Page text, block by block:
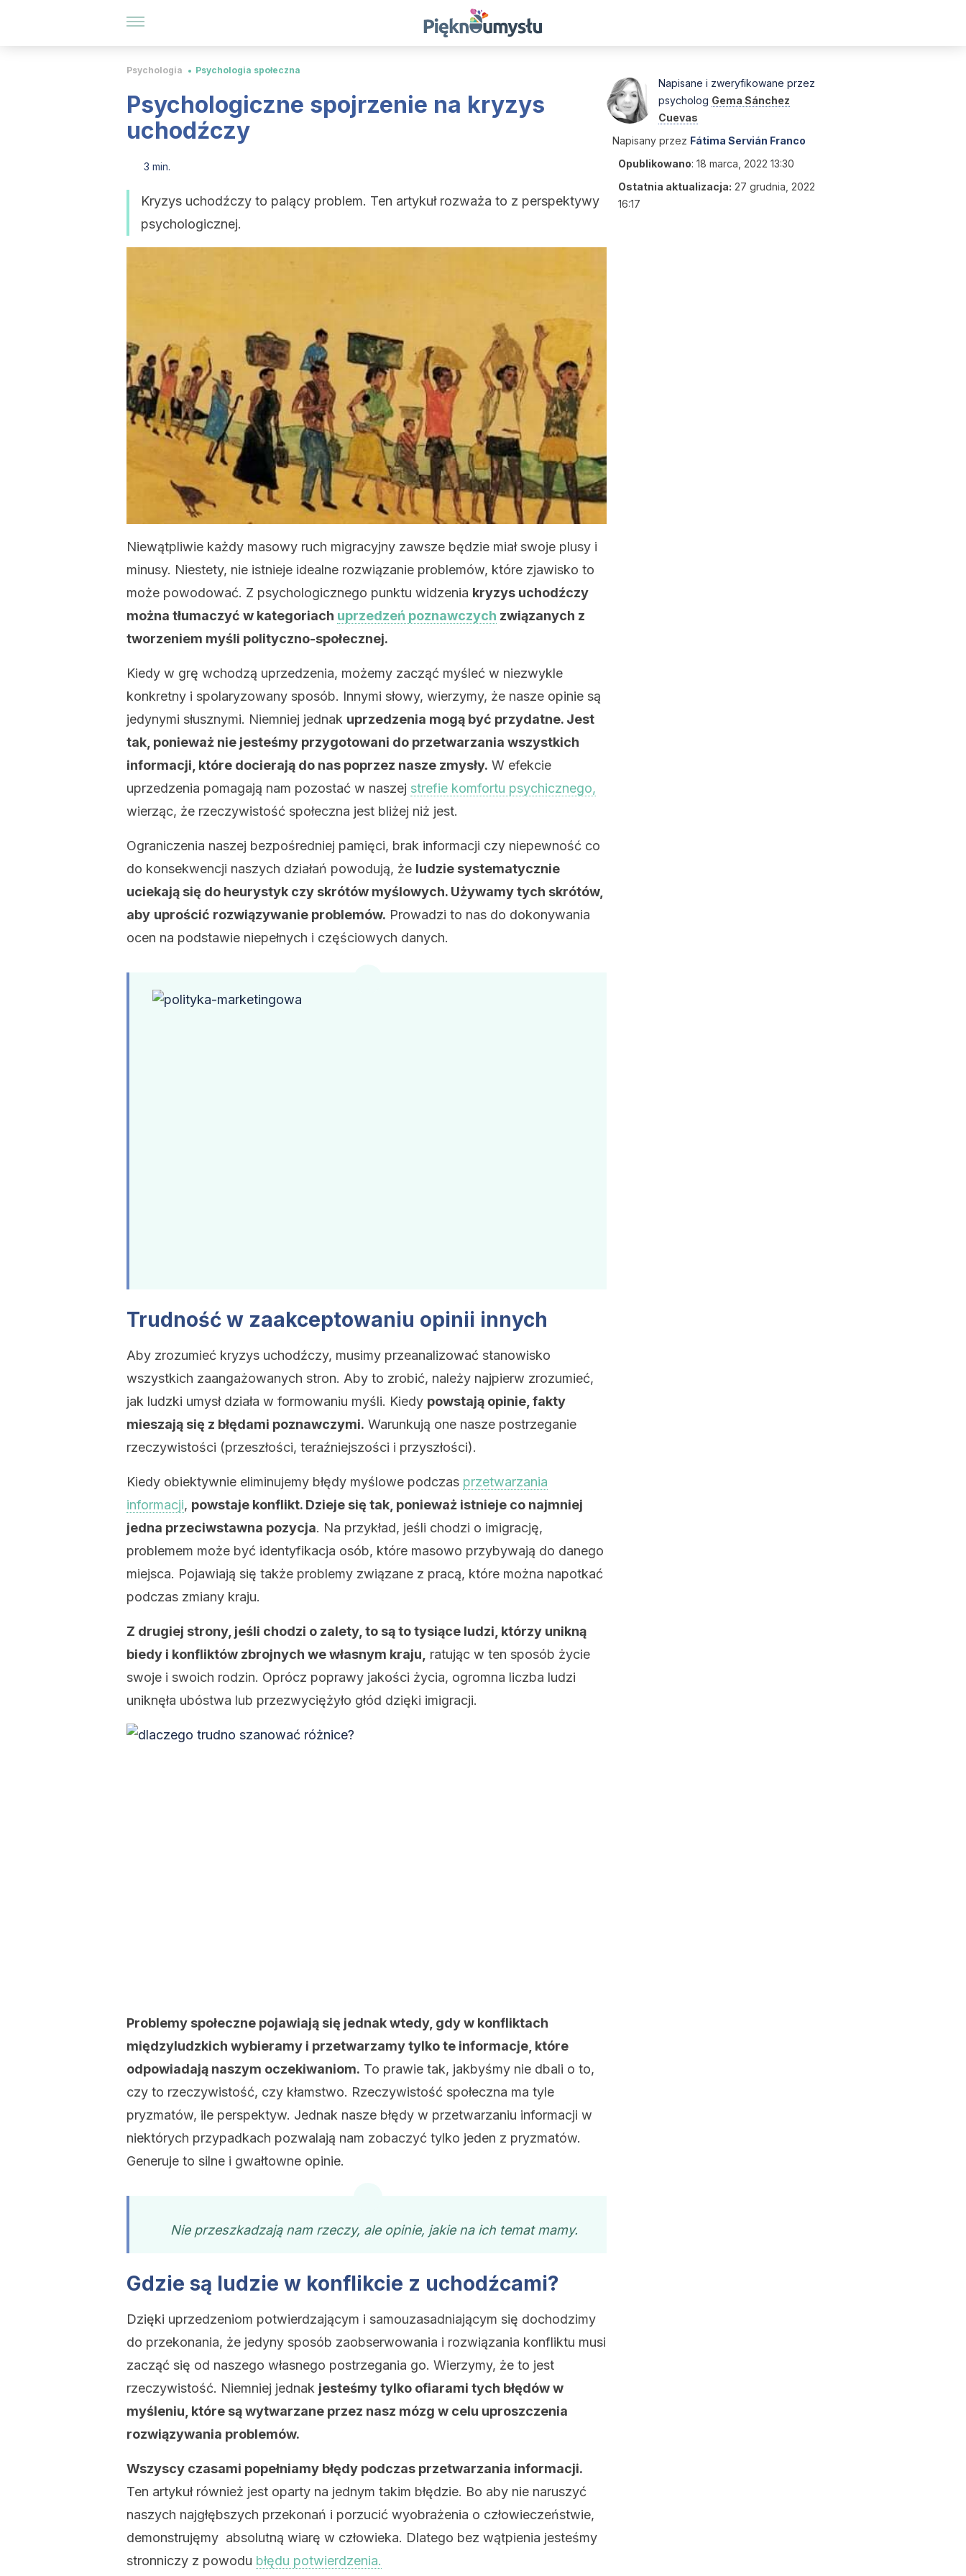
Psychologia Psychologia społeczna
Psychologiczne spojrzenie na kryzys
uchodźczy
3 min.
Kryzys uchodźczy to palący problem. Ten artykuł rozważa to z perspektywy
psychologicznej.
Niewątpliwie każdy masowy ruch migracyjny zawsze będzie miał swoje plusy i
minusy. Niestety, nie istnieje idealne rozwiązanie problemów, które zjawisko to
może powodować. Z psychologicznego punktu widzenia kryzys uchodźczy
można tłumaczyć w kategoriach uprzedzeń poznawczych związanych z
tworzeniem myśli polityczno-społecznej.
Kiedy w grę wchodzą uprzedzenia, możemy zacząć myśleć w niezwykle
konkretny i spolaryzowany sposób. Innymi słowy, wierzymy, że nasze opinie są
jedynymi słusznymi. Niemniej jednak uprzedzenia mogą być przydatne. Jest
tak, ponieważ nie jesteśmy przygotowani do przetwarzania wszystkich
informacji, które docierają do nas poprzez nasze zmysły. W efekcie
uprzedzenia pomagają nam pozostać w naszej strefie komfortu psychicznego,
wierząc, że rzeczywistość społeczna jest bliżej niż jest.
Ograniczenia naszej bezpośredniej pamięci, brak informacji czy niepewność co
do konsekwencji naszych działań powodują, że ludzie systematycznie
uciekają się do heurystyk czy skrótów myślowych. Używamy tych skrótów,
aby uprościć rozwiązywanie problemów. Prowadzi to nas do dokonywania
ocen na podstawie niepełnych i częściowych danych.
Trudność w zaakceptowaniu opinii innych
Aby zrozumieć kryzys uchodźczy, musimy przeanalizować stanowisko
wszystkich zaangażowanych stron. Aby to zrobić, należy najpierw zrozumieć,
jak ludzki umysł działa w formowaniu myśli. Kiedy powstają opinie, fakty
mieszają się z błędami poznawczymi. Warunkują one nasze postrzeganie
rzeczywistości (przeszłości, teraźniejszości i przyszłości).
Kiedy obiektywnie eliminujemy błędy myślowe podczas przetwarzania
informacji, powstaje konflikt. Dzieje się tak, ponieważ istnieje co najmniej
jedna przeciwstawna pozycja. Na przykład, jeśli chodzi o imigrację,
problemem może być identyfikacja osób, które masowo przybywają do danego
miejsca. Pojawiają się także problemy związane z pracą, które można napotkać
podczas zmiany kraju.
Z drugiej strony, jeśli chodzi o zalety, to są to tysiące ludzi, którzy unikną
biedy i konfliktów zbrojnych we własnym kraju,
ratując w ten sposób życie
swoje i swoich rodzin. Oprócz poprawy jakości życia, ogromna liczba ludzi
uniknęła ubóstwa lub przezwyciężyło głód dzięki imigracji.
Problemy społeczne pojawiają się jednak wtedy, gdy w konfliktach
międzyludzkich wybieramy i przetwarzamy tylko te informacje, które
odpowiadają naszym oczekiwaniom. To prawie tak, jakbyśmy nie dbali o to,
czy to rzeczywistość, czy kłamstwo. Rzeczywistość społeczna ma tyle
pryzmatów, ile perspektyw. Jednak nasze błędy w przetwarzaniu informacji w
niektórych przypadkach pozwalają nam zobaczyć tylko jeden z pryzmatów.
Generuje to silne i gwałtowne opinie.
Nie przeszkadzają nam rzeczy, ale opinie, jakie na ich temat mamy.
Gdzie są ludzie w konflikcie z uchodźcami?
Dzięki uprzedzeniom potwierdzającym i samouzasadniającym się dochodzimy
do przekonania, że jedyny sposób zaobserwowania i rozwiązania konfliktu musi
zacząć się od naszego własnego postrzegania go. Wierzymy, że to jest
rzeczywistość. Niemniej jednak jesteśmy tylko ofiarami tych błędów w
myśleniu, które są wytwarzane przez nasz mózg w celu uproszczenia
rozwiązywania problemów.
Wszyscy czasami popełniamy błędy podczas przetwarzania informacji.
Ten artykuł również jest oparty na jednym takim błędzie. Bo aby nie naruszyć
naszych najgłębszych przekonań i porzucić wyobrażenia o człowieczeństwie,
demonstrujęmy absolutną wiarę w człowieka. Dlatego bez wątpienia jesteśmy
stronniczy z powodu błędu potwierdzenia.
Napisane i zweryfikowane przez
psycholog Gema Sánchez
Cuevas
Napisany przez Fátima Servián Franco
Opublikowano: 18 marca, 2022 13:30
Ostatnia aktualizacja: 27 grudnia, 2022
16:17